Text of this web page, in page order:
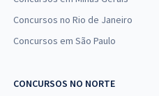
Concursos no Rio de Janeiro
Concursos em São Paulo
CONCURSOS NO NORTE